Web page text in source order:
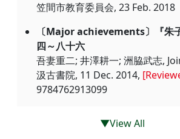
笠間市教育委員会, 23 Feb. 2018
〔Major achievements〕『朱
四～八
吾妻重二; 井澤耕一; 洲脇武志,
汲古書院, 11 Dec. 2014,
9784762913099
▼View All